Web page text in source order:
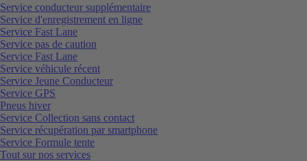
Service conducteur supplémentaire
Service d'enregistrement en ligne
Service Fast Lane
Service pas de caution
Service Fast Lane
Service véhicule récent
Service Jeune Conducteur
Service GPS
Pneus hiver
Service Collection sans contact
Service récupération par smartphone
Service Formule tente
Tout sur nos services